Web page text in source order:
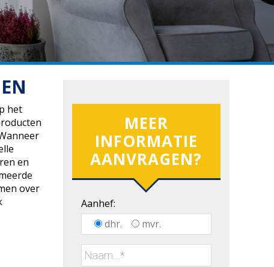
het
en
over
MEER
INFORMATIE
AANVRAGEN?
Aanhef:
dhr.
mvr.